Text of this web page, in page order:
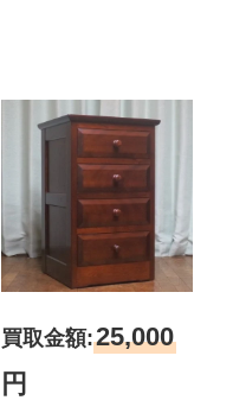
買取金額:25,000
円